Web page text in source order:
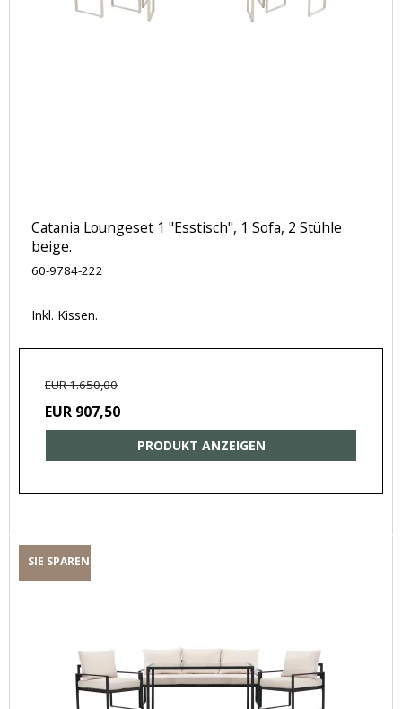
Catania Loungeset 1 "Esstisch", 1 Sofa, 2 Stühle
beige.
60-9784-222
Inkl. Kissen.
EUR 1.650,00
EUR 907,50
PRODUKT ANZEIGEN
SIE SPAREN